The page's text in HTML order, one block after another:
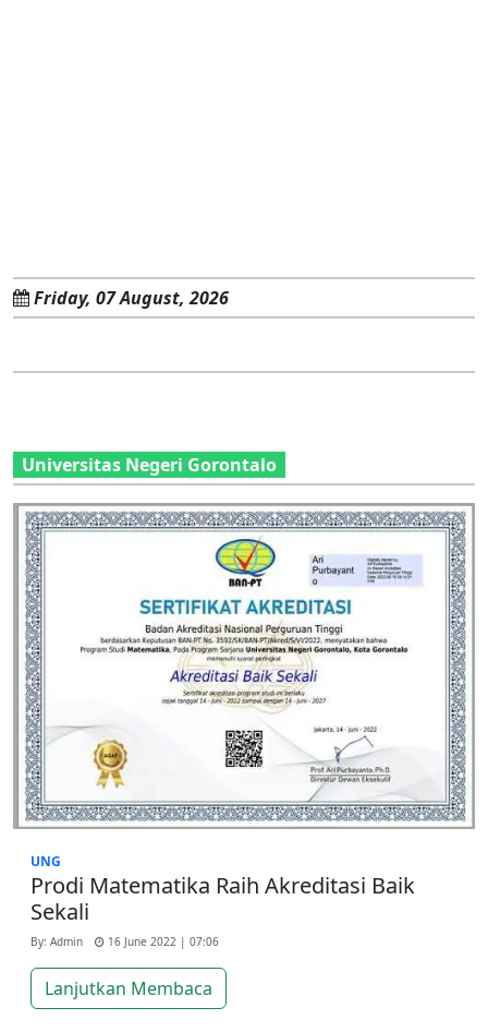
Friday, 07 August, 2026
Universitas Negeri Gorontalo
UNG
Prodi Matematika Raih Akreditasi Baik
Sekali
By: Admin 16 June 2022 | 07:06
Lanjutkan Membaca